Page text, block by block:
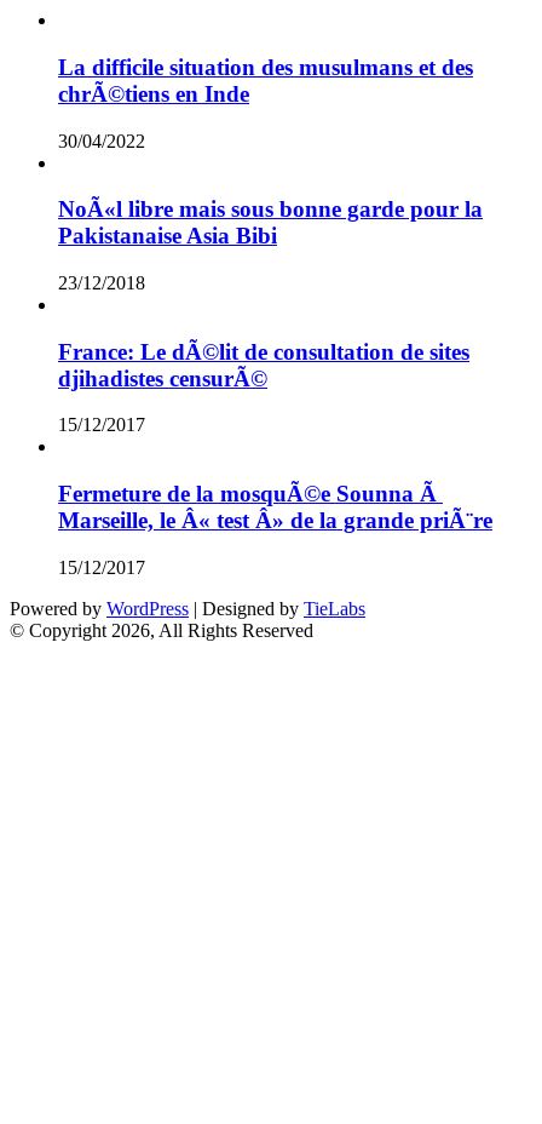
La difficile situation des musulmans et des
chrÃ©tiens en Inde
30/04/2022
NoÃ«l libre mais sous bonne garde pour la
Pakistanaise Asia Bibi
23/12/2018
France: Le dÃ©lit de consultation de sites
djihadistes censurÃ©
15/12/2017
Fermeture de la mosquÃ©e Sounna Ã
Marseille, le Â« test Â» de la grande priÃ¨re
15/12/2017
Powered by WordPress | Designed by TieLabs
© Copyright 2026, All Rights Reserved